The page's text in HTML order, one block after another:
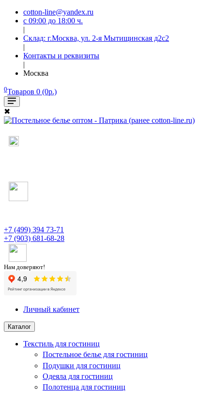
cotton-line@yandex.ru
с 09:00 до 18:00 ч.
|
Склад: г.Москва, ул. 2-я Мытищинская д2с2
|
Контакты и реквизиты
|
Москва
0Товаров 0 (0р.)
✖
+7 (499) 394 73-71
+7 (903) 681-68-28
Нам доверяют!
Личный кабинет
Каталог
Текстиль для гостиниц
Постельное белье для гостиниц
Подушки для гостиниц
Одеяла для гостиниц
Полотенца для гостиниц